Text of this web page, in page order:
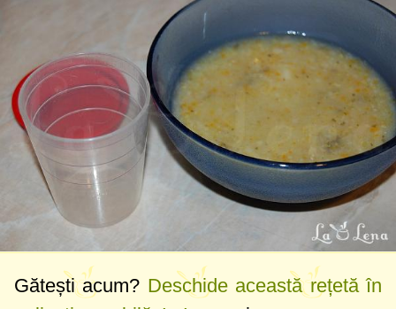
Gătești acum? Deschide această rețetă în